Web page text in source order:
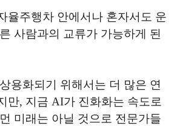
율주행차 안에서나 혼자서도 운
사람과의 교류가 가능하게 된
용화되기 위해서는 더 많은 연
만, 지금 AI가 진화화는 속도로
미래는 아닐 것으로 전문가들